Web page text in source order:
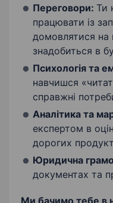
Переговори: Ти
працювати із
домовлятися на
знадобиться в
Психологія та
навчишся
справжні
Аналітика та
експертом в
дорогих
Юридична
документах та